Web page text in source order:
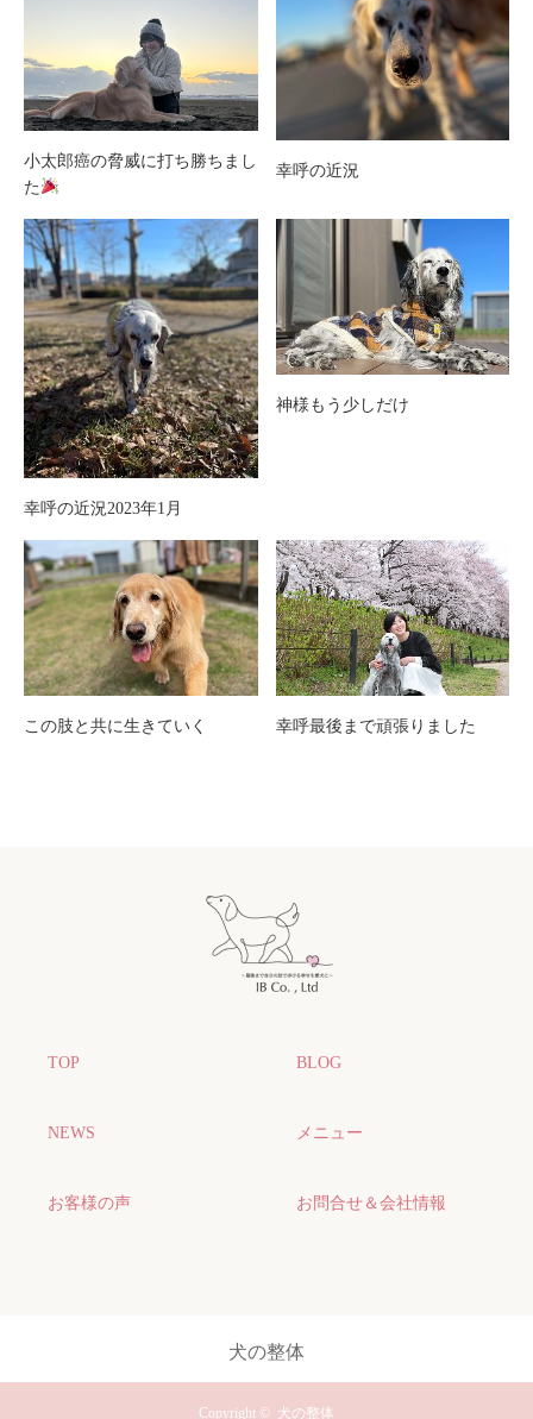
小太郎癌の脅威に打ち勝ちまし
た
幸呼の近況
幸呼の近況2023年1月
神様もう少しだけ
この肢と共に生きていく 幸呼最後まで頑張りました
TOP BLOG
NEWS メニュー
お客様の声 お問合せ＆会社情報
犬の整体
Copyright © 犬の整体